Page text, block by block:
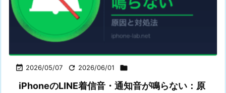
 2026/05/07  2026/06/01 
iPhoneのLINE着信音・通知音が鳴らない：原